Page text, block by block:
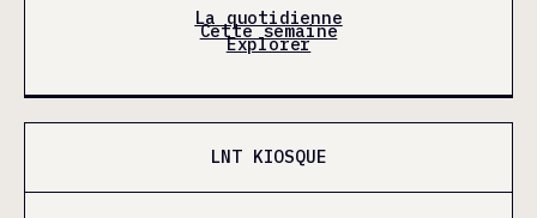
La quotidienne
Cette semaine
Explorer
LNT KIOSQUE